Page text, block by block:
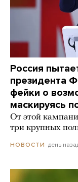
Россия
президента
фейки о
маскируясь
От этой
три крупных
НОВОСТИ день